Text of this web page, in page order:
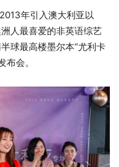
年引入澳大利亚以
人最喜爱的非英语综艺
球最高楼墨尔本“尤利卡
会。